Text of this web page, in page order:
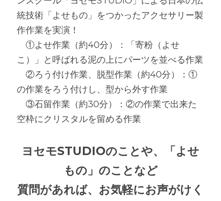
統技術「よせもの」をつかったアクセサリー製
作作業を実演！
①よせ作業（約40分）：「寄粉（よせ
こ）」と呼ばれる泥の上にパーツを並べる作業
②ろう付け作業、脱型作業（約40分）：①
の作業をろう付けし、型から外す作業
③石留作業（約30分）：②の作業で出来た
空枠にクリスタルを留める作業
ヨセモSTUDIOのことや、「よせ
もの」のことなど
質問があれば、お気軽にお声がけく